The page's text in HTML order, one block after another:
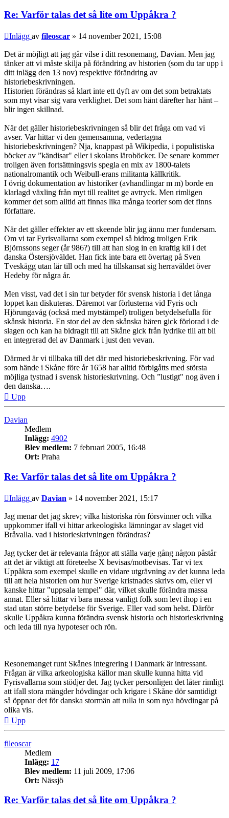
Re: Varför talas det så lite om Uppåkra ?
Inlägg av fileoscar » 14 november 2021, 15:08
Det är möjligt att jag går vilse i ditt resonemang, Davian. Men jag
tänker att vi måste skilja på förändring av historien (som du tar upp i
ditt inlägg den 13 nov) respektive förändring av
historiebeskrivningen.
Historien förändras så klart inte ett dyft av om det som betraktats
som myt visar sig vara verklighet. Det som hänt därefter har hänt –
blir ingen skillnad.
När det gäller historiebeskrivningen så blir det fråga om vad vi
avser. Var hittar vi den gemensamma, vedertagna
historiebeskrivningen? Nja, knappast på Wikipedia, i populistiska
böcker av ”kändisar" eller i skolans läroböcker. De senare kommer
troligen även fortsättningsvis spegla en mix av 1800-talets
nationalromantik och Weibull-erans militanta källkritik.
I övrig dokumentation av historiker (avhandlingar m m) borde en
klarlagd växling från myt till realitet ge avtryck. Men rimligen
kommer det som alltid att finnas lika många teorier som det finns
författare.
När det gäller effekter av ett skeende blir jag ännu mer fundersam.
Om vi tar Fyrisvallarna som exempel så bidrog troligen Erik
Björnssons seger (år 986?) till att han slog in en kraftig kil i det
danska Östersjöväldet. Han fick inte bara ett övertag på Sven
Tveskägg utan lär till och med ha tillskansat sig herraväldet över
Hedeby för några år.
Men visst, vad det i sin tur betyder för svensk historia i det långa
loppet kan diskuteras. Däremot var förlusterna vid Fyris och
Hjörungavåg (också med mytstämpel) troligen betydelsefulla för
skånsk historia. En stor del av den skånska hären gick förlorad i de
slagen och kan ha bidragit till att Skåne gick från lydrike till att bli
en integrerad del av Danmark i just den vevan.
Därmed är vi tillbaka till det där med historiebeskrivning. För vad
som hände i Skåne före år 1658 har alltid förbigåtts med största
möjliga tystnad i svensk historieskrivning. Och ”lustigt" nog även i
den danska….
Upp
Davian
Medlem
Inlägg: 4902
Blev medlem: 7 februari 2005, 16:48
Ort: Praha
Re: Varför talas det så lite om Uppåkra ?
Inlägg av Davian » 14 november 2021, 15:17
Jag menar det jag skrev; vilka historiska rön försvinner och vilka
uppkommer ifall vi hittar arkeologiska lämningar av slaget vid
Bråvalla. vad i historieskrivningen förändras?
Jag tycker det är relevanta frågor att ställa varje gång någon påstår
att det är viktigt att företeelse X bevisas/motbevisas. Tar vi tex
Uppåkra som exempel skulle en vidare utgrävning av det kunna leda
till att hela historien om hur Sverige kristnades skrivs om, eller vi
kanske hittar "uppsala tempel" där, vilket skulle förändra massa
annat. Eller så hittar vi bara massa vanligt folk som levt ihop i en
stad utan större betydelse för Sverige. Eller vad som helst. Därför
skulle Uppåkra kunna förändra svensk historia och historieskrivning
och leda till nya hypoteser och rön.
Resonemanget runt Skånes integrering i Danmark är intressant.
Frågan är vilka arkeologiska källor man skulle kunna hitta vid
Fyrisvallarna som stödjer det. Jag tycker personligen det låter rimligt
att ifall stora mängder hövdingar och krigare i Skåne dör samtidigt
så öppnar det för danska stormän att rulla in som nya hövdingar på
olika vis.
Upp
fileoscar
Medlem
Inlägg: 17
Blev medlem: 11 juli 2009, 17:06
Ort: Nässjö
Re: Varför talas det så lite om Uppåkra ?